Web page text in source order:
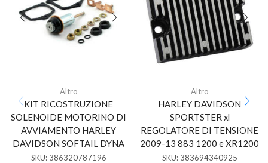
Altro
KIT RICOSTRUZIONE
SOLENOIDE MOTORINO DI
AVVIAMENTO HARLEY
DAVIDSON SOFTAIL DYNA
SKU: 386320787196
Altro
HARLEY DAVIDSON
SPORTSTER xl
REGOLATORE DI TENSIONE
2009-13 883 1200 e XR1200
SKU: 383694340925